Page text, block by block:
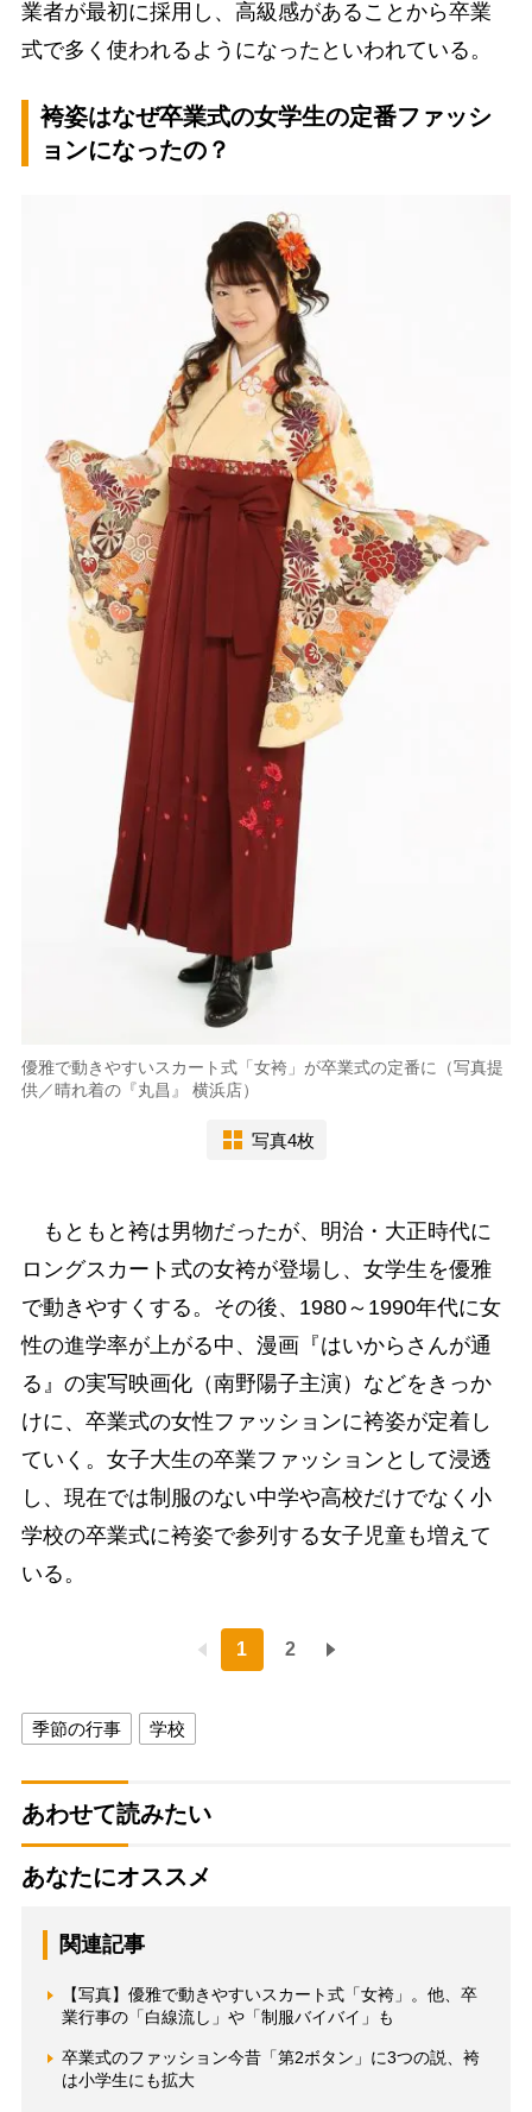
業者が最初に採用し、高級感があることから卒業
式で多く使われるようになったといわれている。
袴姿はなぜ卒業式の女学生の定番ファッシ
ョンになったの？
優雅で動きやすいスカート式「女袴」が卒業式の定番に（写真提
供／晴れ着の『丸昌』 横浜店）
写真4枚
もともと袴は男物だったが、明治・大正時代に
ロングスカート式の女袴が登場し、女学生を優雅
で動きやすくする。その後、1980～1990年代に女
性の進学率が上がる中、漫画『はいからさんが通
る』の実写映画化（南野陽子主演）などをきっか
けに、卒業式の女性ファッションに袴姿が定着し
ていく。女子大生の卒業ファッションとして浸透
し、現在では制服のない中学や高校だけでなく小
学校の卒業式に袴姿で参列する女子児童も増えて
いる。
1 2
季節の行事 学校
あわせて読みたい
あなたにオススメ
関連記事
【写真】優雅で動きやすいスカート式「女袴」。他、卒
業行事の「白線流し」や「制服バイバイ」も
卒業式のファッション今昔「第2ボタン」に3つの説、袴
は小学生にも拡大